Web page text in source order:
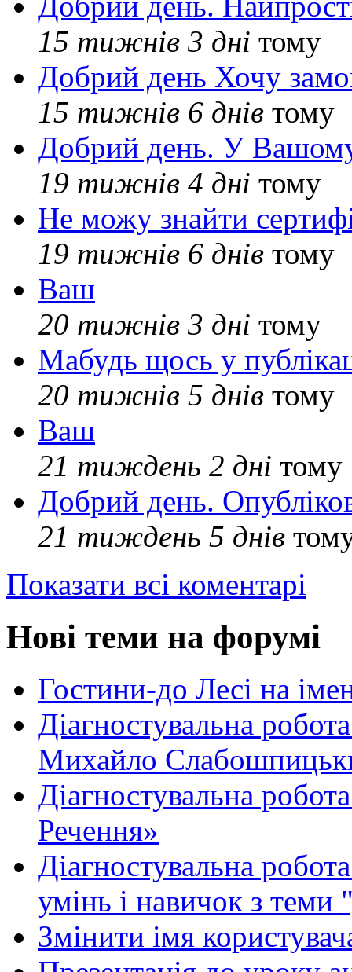
15 тижнів 3 дні тому
Добрий день Хочу
15 тижнів 6 днів тому
Добрий день. У Вашому
19 тижнів 4 дні тому
Не можу знайти
19 тижнів 6 днів тому
Ваш
20 тижнів 3 дні тому
Мабудь щось у
20 тижнів 5 днів тому
Ваш
21 тиждень 2 дні тому
Добрий день.
21 тиждень 5 днів
Показати всі коментарі
Нові теми на форумі
Гостини-до Лесі на
Діагностувальна
Михайло
Діагностувальна
Речення»
Діагностувальна
умінь і навичок з теми
Змінити імя